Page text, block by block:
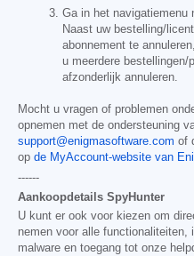
Ga in het navigatiemenu
Naast uw bestelling/
abonnement te
u meerdere
afzonderlijk annuleren.
Mocht u vragen of problemen
opnemen met de ondersteuning
support@enigmasoftware.com of
op de MyAccount-website van
------
Aankoopdetails SpyHunter
U kunt er ook voor kiezen om
nemen voor alle functionaliteiten,
malware en toegang tot onze